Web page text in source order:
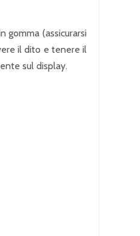
gomma (assicurarsi
il dito e tenere il
sul display.